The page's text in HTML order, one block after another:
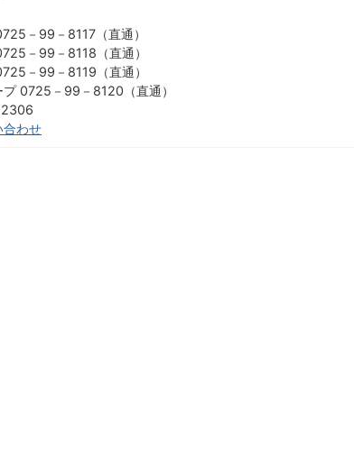
－99－8117（直通）
－99－8118（直通）
－99－8119（直通）
0725－99－8120（直通）
2306
合わせ